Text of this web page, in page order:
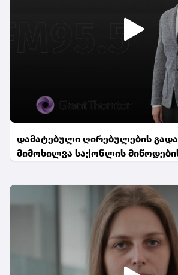
დამატებული ღირებულების
მიმოხილვა საქონლის